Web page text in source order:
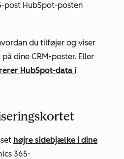
post HubSpot-posten
du tilføjer og viser
dine CRM-poster. Eller
HubSpot-data i
højre sidebjælke i dine
365-